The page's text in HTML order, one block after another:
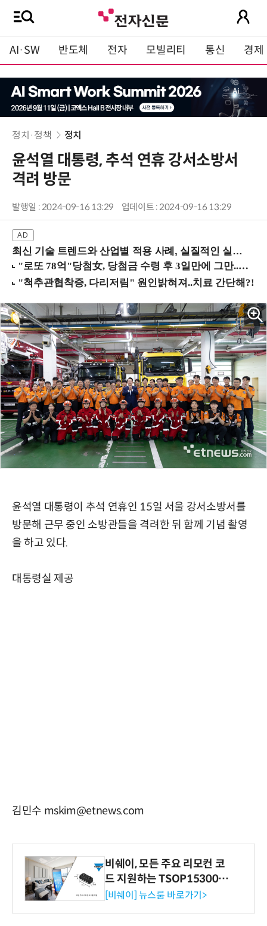
AI·SW 반도체 전자 모빌리티 통신 경제
정치·정책 정치
윤석열 대통령, 추석 연휴 강서소방서
격려 방문
발행일 : 2024-09-16 13:29 업데이트 : 2024-09-16 13:29
최신 기술 트렌드와 산업별 적용 사례, 실질적인 실행 전략을 공유 (9/18 양재역)
윤석열 대통령이 추석 연휴인 15일 서울 강서소방서를
방문해 근무 중인 소방관들을 격려한 뒤 함께 기념 촬영
을 하고 있다.
대통령실 제공
김민수 mskim@etnews.com
비쉐이, 모든 주요 리모컨 코
드 지원하는 TSOP15300 시
리즈 IR 수신기 출시
[비쉐이] 뉴스룸 바로가기>